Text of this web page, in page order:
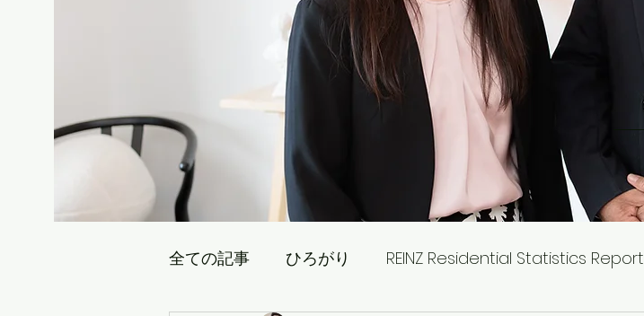
全ての記事 ひろがり REINZ Residential Statistics Report